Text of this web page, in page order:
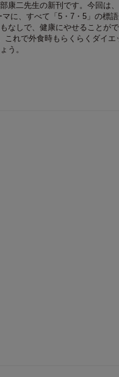
康二先生の新刊です。今回は
に、すべて「5・7・5」の標
なしで、健康にやせることがで
これで外食時もらくらくダイエ
う。